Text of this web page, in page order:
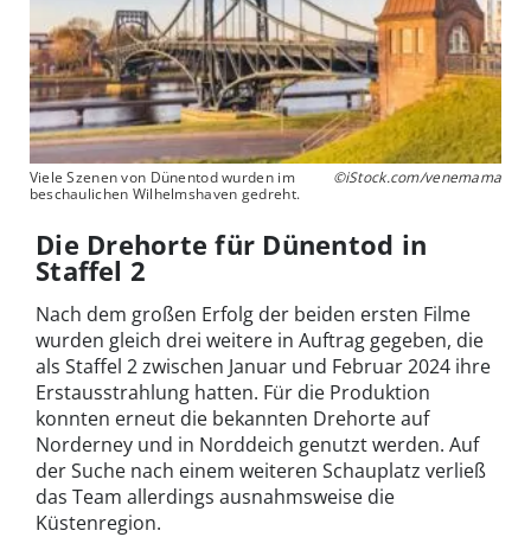
Viele Szenen von Dünentod wurden im
beschaulichen Wilhelmshaven gedreht.
©iStock.com/venemama
Die Drehorte für Dünentod in
Staffel 2
Nach dem großen Erfolg der beiden ersten Filme
wurden gleich drei weitere in Auftrag gegeben, die
als Staffel 2 zwischen Januar und Februar 2024 ihre
Erstausstrahlung hatten. Für die Produktion
konnten erneut die bekannten Drehorte auf
Norderney und in Norddeich genutzt werden. Auf
der Suche nach einem weiteren Schauplatz verließ
das Team allerdings ausnahmsweise die
Küstenregion.